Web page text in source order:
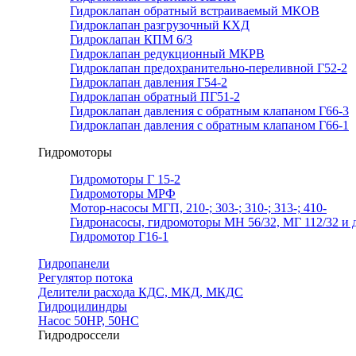
Гидроклапан обратный встраиваемый МКОВ
Гидроклапан разгрузочный КХД
Гидроклапан КПМ 6/3
Гидроклапан редукционный МКРВ
Гидроклапан предохранительно-переливной Г52-2
Гидроклапан давления Г54-2
Гидроклапан обратный ПГ51-2
Гидроклапан давления с обратным клапаном Г66-3
Гидроклапан давления с обратным клапаном Г66-1
Гидромоторы
Гидромоторы Г 15-2
Гидромоторы МРФ
Мотор-насосы МГП, 210-; 303-; 310-; 313-; 410-
Гидронасосы, гидромоторы МН 56/32, МГ 112/32 и
Гидромотор Г16-1
Гидропанели
Регулятор потока
Делители расхода КДС, МКД, МКДС
Гидроцилиндры
Насос 50НР, 50НС
Гидродроссели